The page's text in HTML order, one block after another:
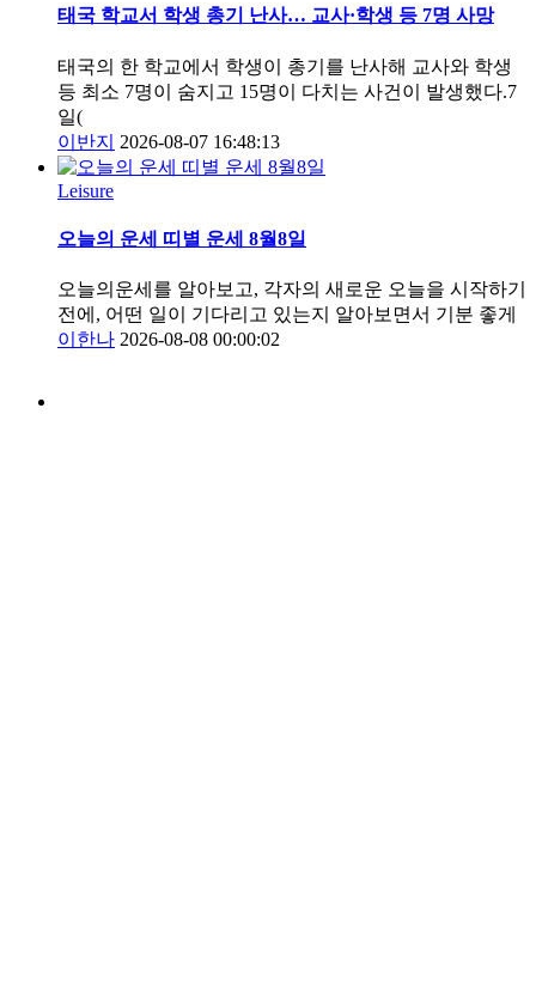
태국 학교서 학생 총기 난사… 교사·학생 등 7명 사망
태국의 한 학교에서 학생이 총기를 난사해 교사와 학생
등 최소 7명이 숨지고 15명이 다치는 사건이 발생했다.7
일(
이반지
2026-08-07 16:48:13
Leisure
오늘의 운세 띠별 운세 8월8일
오늘의운세를 알아보고, 각자의 새로운 오늘을 시작하기
전에, 어떤 일이 기다리고 있는지 알아보면서 기분 좋게
이한나 2026-08-08 00:00:02